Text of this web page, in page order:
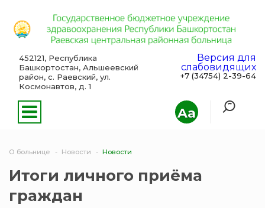
Aa
452121, Республика
Башкортостан, Альшеевский
район, с. Раевский, ул.
Космонавтов, д. 1
Версия для
слабовидящих
+7 (34754) 2-39-64
О больнице Новости Новости
Итоги личного приёма
граждан